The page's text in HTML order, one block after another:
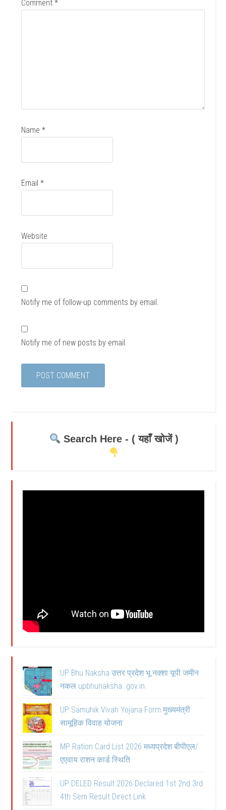
Comment*
Name*
Email*
Website
Notify me of follow-up comments by email.
Notify me of new posts by email.
Search Here - ( यहाँ खोजें )
UP Bhu Naksha उत्तर प्रदेश भू नक्शा यूपी जमीन
नकल upbhunaksha .gov.in
UP Samuhik Vivah Yojana Form मुख्यमंत्री
सामूहिक विवाह योजना
MP Ration Card List 2026 मध्यप्रदेश बीपीएल/
एएवाय राशन कार्ड स्थिति
UP DELED Result 2026 Declared 1st 2nd 3rd
4th Sem Result Direct Link